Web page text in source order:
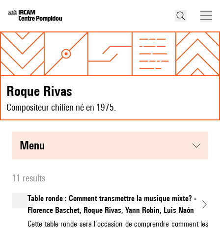
Roque Rivas
Compositeur chilien né en 1975.
menu
11 results
Table ronde : Comment transmettre la musique mixte? -
Florence Baschet, Roque Rivas, Yann Robin, Luis Naón
Cette table ronde sera l’occasion de comprendre comment les